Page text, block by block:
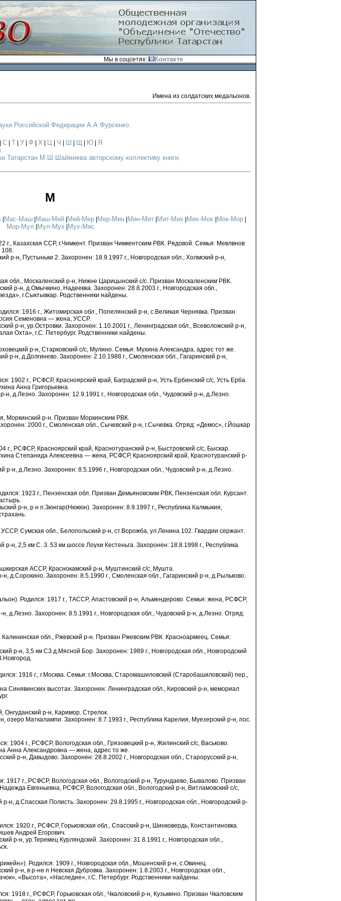
Мы в соцсетях: Контакте
Имена из солдатских медальонов.
Российской Федерации А.А.Фурсенко.
С| Т У| Ф Х Ц| Ч Ш Щ| Ю|
Я
Татарстан М.Ш.Шаймиева авторскому коллективу книги.
М
Мас-Маш Маш-Мей Мей-Мер Мер-Мин Мин-Мит Мит-Мих Мих-Мок Мок-Мор
Мор-Мул Мул-Мух Мух-Мяс
г., Казахская ССР, г.Чимкент. Призван Чимкентским РВК. Рядовой. Семья: Мевлвнов
108.
р-н, Пустыньки 2. Захоронен: 18.9.1997 г., Новгородская обл., Холмский р-н,
обл., Москаленский р-н, Нижне Царицынский с/с. Призван Москаленским РВК.
р-н, д.Омычкино, Надеевка. Захоронен: 28.8.2003 г., Новгородская обл.,
г.Сыктывкар. Родственники найдены.
1916 г., Житомирская обл., Попелянский р-н, с.Великая Чернявка. Призван
Семеновна — жена, УССР.
р-н, ур.Островки. Захоронен: 1.10.2001 г., Ленинградская обл., Всеволожский р-н,
Охта», г.С. Петербург. Родственники найдены.
р-н, Старковский с/с, Мулино. Семья: Мухина Александра, адрес тот же.
р-н, д.Долгинево. Захоронен: 2.10.1988 г., Смоленская обл., Гагаринский р-н,
1902 г., РСФСР, Красноярский край, Баградский р-н, Усть Ербинский с/с, Усть Ерба.
Анна Григорьевна.
н, д.Лезно. Захоронен: 12.9.1991 г., Новгородская обл., Чудовский р-н, д.Лезно.
Моркинский р-н. Призван Моркинским РВК.
2000 г., Смоленская обл., Сычевский р-н, г.Сычевка. Отряд: «Демос», г.Йошкар
г., РСФСР, Красноярский край, Краснотуранский р-н, Быстровский с/с, Быскар.
Степанида Алексеевна — жена, РСФСР, Красноярский край, Краснотуранский р-
р-н, д.Лезно. Захоронен: 8.5.1996 г., Новгородская обл., Чудовский р-н, д.Лезно.
1923 г., Пензенская обл. Призван Демьяновским РВК, Пензенская обл. Курсант.
р-н, р н п.Зюнгар(Нюкюн). Захоронен: 8.9.1997 г., Республика Калмыкия,
Сумская обл., Белопольский р-н, ст.Ворожба, ул.Ленина 102. Гвардии сержант.
р-н, 2,5 км С. З. 53 км шоссе Лоухи Кестеньга. Захоронен: 18.8.1998 г., Республика
АССР, Краснокамский р-н, Муштинский с/с, Мушта.
д.Сорокино. Захоронен: 8.5.1990 г., Смоленская обл., Гагаринский р-н, д.Рыльково.
Родился: 1917 г., ТАССР, Апастовский р-н, Альмендерово. Семья: жена, РСФСР,
д.Лезно. Захоронен: 8.5.1991 г., Новгородская обл., Чудовский р-н, д.Лезно. Отряд:
Калининская обл., Ржевский р-н. Призван Ржевским РВК. Красноармеец. Семья:
р-н, 3,5 км СЗ д.Мясной Бор. Захоронен: 1989 г., Новгородская обл., Новгородский
1916 г., г.Москва. Семья: г.Москва, Старомашиловский (Старобашиловский) пер.,
Синявинских высотах. Захоронен: Ленинградская обл., Кировский р-н, мемориал
Онгуданский р-н, Каримор. Стрелок.
озеро Маткалампи. Захоронен: 8.7.1993 г., Республика Карелия, Муезерский р-н, пос.
1904 г., РСФСР, Вологодская обл., Грязовецкий р-н, Жилинский с/с, Васьково.
Анна Александровна — жена, адрес то же.
р-н, Давыдово. Захоронен: 28.8.2002 г., Новгородская обл., Старорусский р-н,
1917 г., РСФСР, Вологодская обл., Вологодский р-н, Турундаево, Бывалово. Призван
Евгеньевна, РСФСР, Вологодская обл., Вологодский р-н, Витламовский с/с,
р-н, д.Спасская Полисть. Захоронен: 29.8.1995 г., Новгородская обл., Новгородский р-
1920 г., РСФСР, Горьковская обл., Спасский р-н, Шинковердь, Константиновка.
Андрей Егорович.
р-н, ур.Теремец Курляндский. Захоронен: 31.8.1991 г., Новгородская обл.,
Родился: 1909 г., Новгородская обл., Мошенский р-н, с.Овинец.
р-н, в р-не п.Невская Дубровка. Захоронен: 1.8.2003 г., Новгородская обл.,
«Высота», «Наследие», г.С. Петербург. Родственники найдены.
1918 г., РСФСР, Горьковская обл., Чкаловский р-н, Кузьмино. Призван Чкаловским